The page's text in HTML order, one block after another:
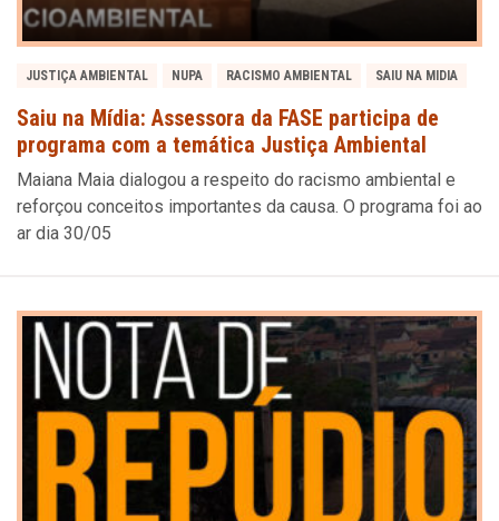
JUSTIÇA AMBIENTAL NUPA RACISMO AMBIENTAL SAIU NA MIDIA
Saiu na Mídia: Assessora da FASE participa de
programa com a temática Justiça Ambiental
Maiana Maia dialogou a respeito do racismo ambiental e
reforçou conceitos importantes da causa. O programa foi ao
ar dia 30/05